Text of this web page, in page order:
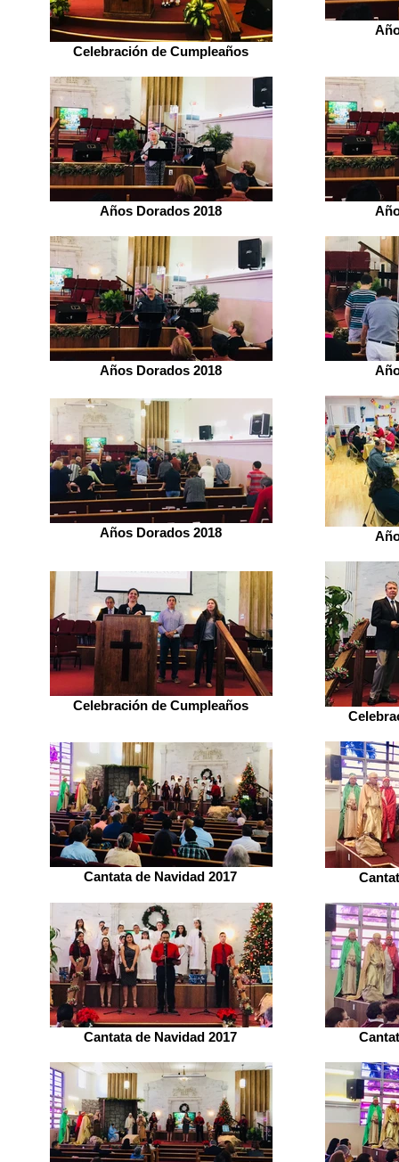
Celebración de Cumpleaños
Años Dorados 2018
Años Dorados 2018
Años Dorados 2018
Celebración de Cumpleaños
Cantata de Navidad 2017
Cantata de Navidad 2017